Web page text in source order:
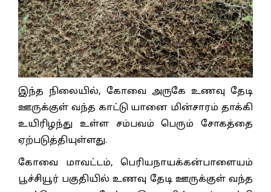
இந்த நிலையில், கோவை அருகே உணவு தேடி
ஊருக்குள் வந்த காட்டு யானை மின்சாரம் தாக்கி
உயிரிழந்து உள்ள சம்பவம் பெரும் சோகத்தை
ஏற்படுத்தியுள்ளது.
கோவை மாவட்டம், பெரியநாயக்கன்பாளையம்
பூச்சியூர் பகுதியில் உணவு தேடி ஊருக்குள் வந்த